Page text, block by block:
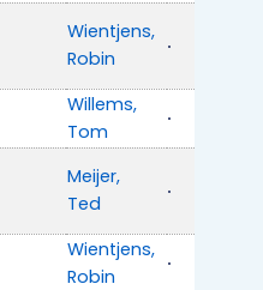
Wientjens,
Robin
Willems,
Tom
Meijer,
Ted
Wientjens,
Robin